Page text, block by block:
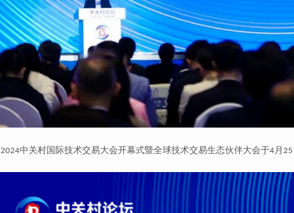
2024中关村国际技术交易大会开幕式暨全球技术交易生态伙伴大会于4 月 25